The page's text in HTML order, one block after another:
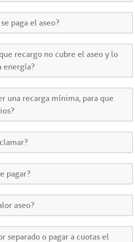
paga el aseo?
recargo no cubre el aseo y lo
energía?
una recarga mínima, para que
pagar?
aseo?
separado o pagar a cuotas el